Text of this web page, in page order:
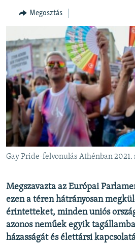
SZABADON
DEMOKRÁCIA
A PÉNZ NYOMÁBAN
EURÓPAI UNIÓ
VILÁG
KLÍMAVÁLTOZÁS
A MÚLT TANULSÁGAI
Valamennyi RFE/RL weboldal
Megosztás
Gay Pride-felvonulás Athénban 2021.
Megszavazta az Európai
ezen a téren hátrányosan
érintetteket, minden uniós
azonos neműek egyik
házasságát és élettársi